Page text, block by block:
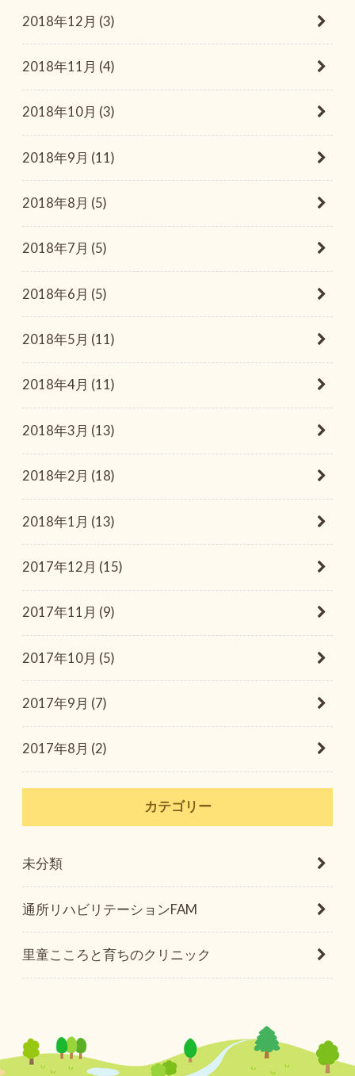
2018年12月 (3)
2018年11月 (4)
2018年10月 (3)
2018年9月 (11)
2018年8月 (5)
2018年7月 (5)
2018年6月 (5)
2018年5月 (11)
2018年4月 (11)
2018年3月 (13)
2018年2月 (18)
2018年1月 (13)
2017年12月 (15)
2017年11月 (9)
2017年10月 (5)
2017年9月 (7)
2017年8月 (2)
カテゴリー
未分類
通所リハビリテーションFAM
里童こころと育ちのクリニック